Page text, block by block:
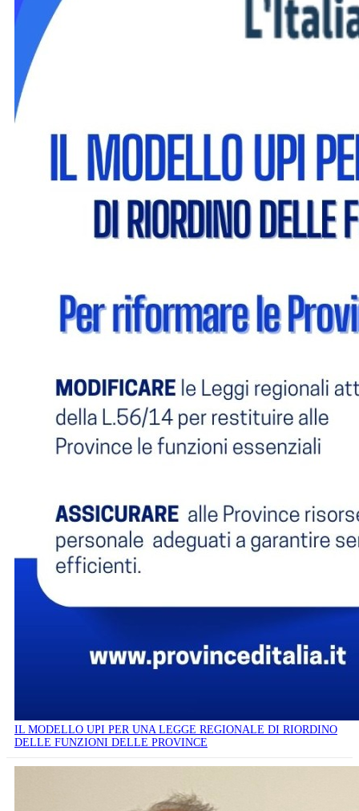
IL MODELLO UPI PER UNA LEGGE REGIONALE DI RIORDINO
DELLE FUNZIONI DELLE PROVINCE